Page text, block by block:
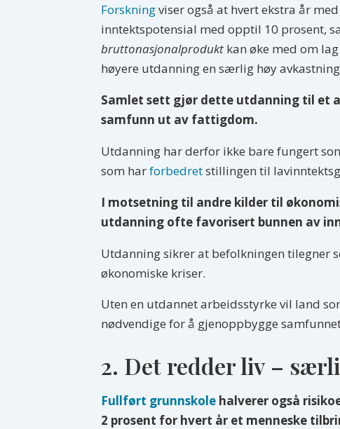
Forskningviser også at hvert ekstra år
inntektspotensial med opptil 10 prosent,
bruttonasjonalprodukt kan øke med om
høyere utdanning en særlig høy
Samlet sett gjør dette utdanning til et
samfunn ut av fattigdom.
Utdanning har derfor ikke bare fungert
som harforbedretstillingen til
I motsetning til andre kilder til
utdanning ofte favorisert bunnen av
Utdanning sikrer at befolkningen tilegner
økonomiske kriser.
Uten en utdannet arbeidsstyrke vil land
nødvendige for å gjenoppbygge
2. Det redder liv –
Fullført grunnskole halverer også
2 prosent for hvert år et menneske